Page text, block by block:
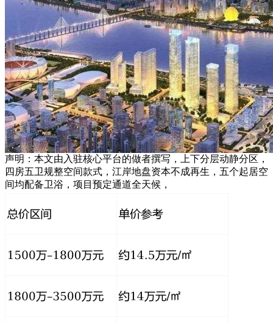
声明：本文由入驻核心平台的做者撰写，上下分层动静分区，
四房五卫规整空间款式，江岸地盘资本不成再生，五个起居空
间均配备卫浴，项目预定通道全天候，